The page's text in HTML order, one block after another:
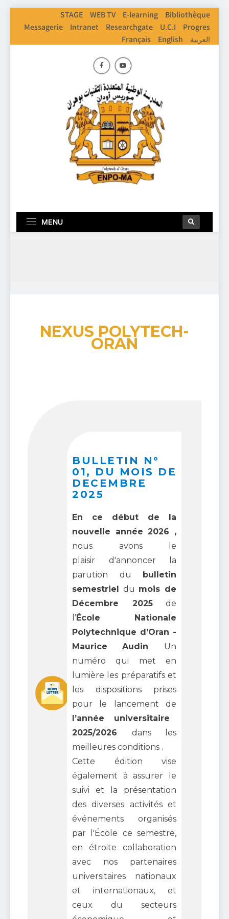
STAGE WEB TV E-learning
Bibliothèque
Messagerie
Intranet Researchgate U.C.I
Progres
Français
English العربية
MENU
NEXUS POLYTECH-
ORAN
BULLETIN N°
01, DU MOIS DE
DECEMBRE
2025
En ce début de la
nouvelle année 2026 ,
nous avons le
plaisir
d'annoncer la
parution du bulletin
semestriel du mois de
Décembre 2025de
l’École Nationale
Polytechnique d’Oran -
Maurice Audin. Un
numéro qui met en
lumière les préparatifs et
les dispositions prises
pour le lancement de
l’année universitaire
2025/2026 dans les
meilleures conditions .
Cette édition vise
également à assurer le
suivi et la présentation
des diverses activités et
événements organisés
par l'École ce semestre,
en étroite collaboration
avec nos partenaires
universitaires nationaux
et internationaux, et
ceux du secteurs